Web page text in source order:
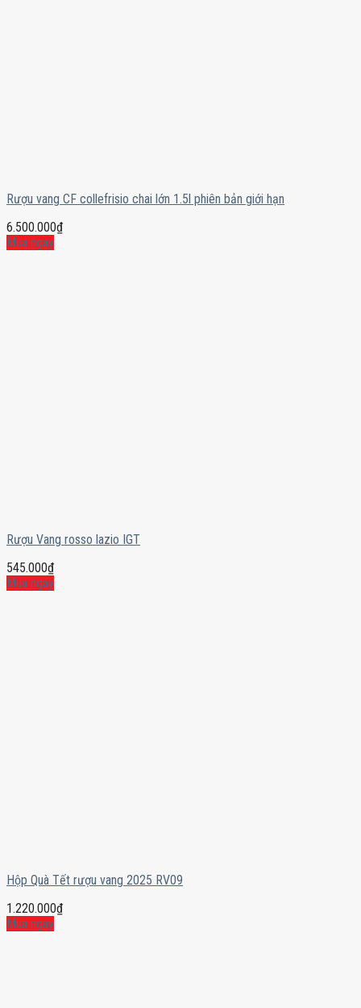
Rượu vang CF collefrisio chai lớn 1.5l phiên bản giới hạn
6.500.000₫
Mua ngay
Rượu Vang rosso lazio IGT
545.000₫
Mua ngay
Hộp Quà Tết rượu vang 2025 RV09
1.220.000₫
Mua ngay